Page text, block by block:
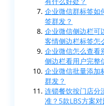
企业微信群标签如
签群发？
企业微信侧边栏可
客情侧边栏标签怎
企业微信怎么查看
侧边栏看用户完整
企业微信批量添加
群发？
连锁餐饮按门店分
准？5款LBS方案